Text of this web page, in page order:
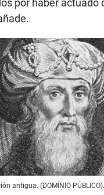
por haber actuado
antigua. (DOMÍNIO PÚBLICO).